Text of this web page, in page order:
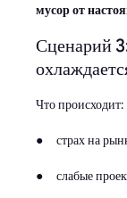
мусор от
Сценарий
Что происходит:
● страх на
● слабые